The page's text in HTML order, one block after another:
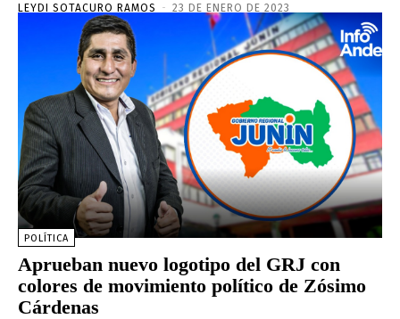
LEYDI SOTACURO RAMOS - 23 DE ENERO DE 2023
POLÍTICA
Aprueban nuevo logotipo del GRJ con
colores de movimiento político de Zósimo
Cárdenas